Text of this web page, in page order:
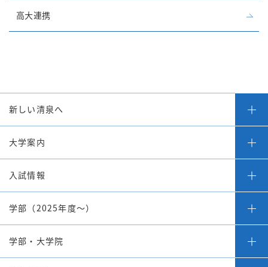
高大連携
新しい清泉へ
大学案内
入試情報
学部（2025年度～）
学部・大学院